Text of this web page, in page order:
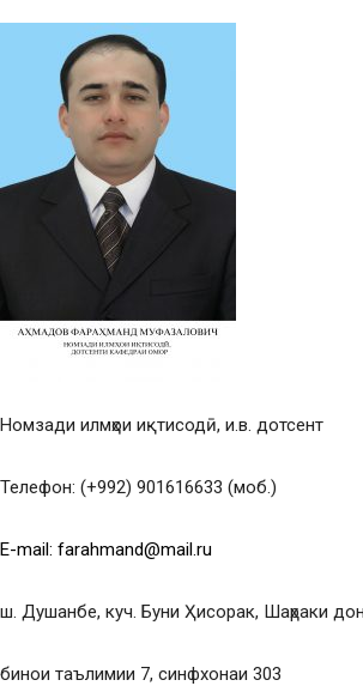
Номзади илмҳои иқтисодӣ, и.в. дотсент
Телефон: (+992) 901616633 (моб.)
E-mail: farahmand@mail.ru
ш. Душанбе, куч. Буни Ҳисорак, Шаҳраки
бинои таълимии 7, синфхонаи 303